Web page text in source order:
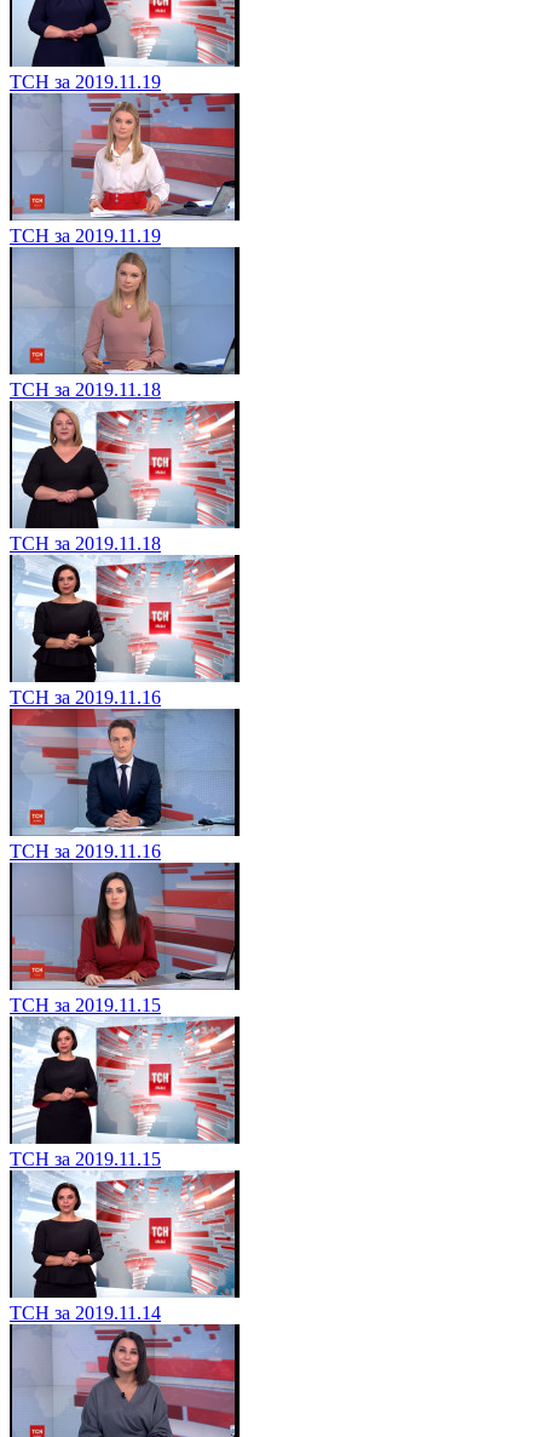
ТСН за 2019.11.19
ТСН за 2019.11.19
ТСН за 2019.11.18
ТСН за 2019.11.18
ТСН за 2019.11.16
ТСН за 2019.11.16
ТСН за 2019.11.15
ТСН за 2019.11.15
ТСН за 2019.11.14